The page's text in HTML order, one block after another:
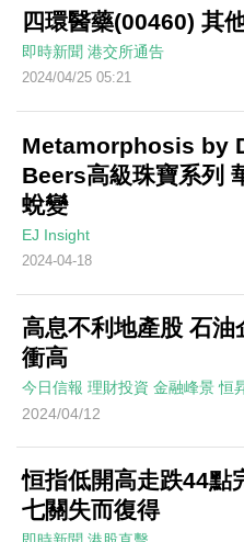
四環醫藥(00460) 其
即時新聞 港交所通告
2024/04/25 05:21
Metamorphosis by
Beers高級珠寶系列
蛻變
EJ Insight
2024-04-18
高息不利地產股 石油
衝高
今日信報 理財投資 金融峰景 恒
2024/04/12
恒指低開高走跌44點
七關失而復得